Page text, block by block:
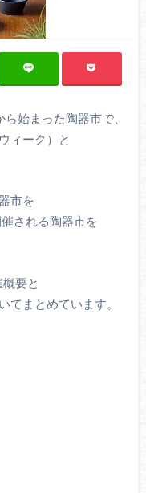
始まった陶器市で、
ィーク）と
市を
される陶器市を
要と
てまとめています。